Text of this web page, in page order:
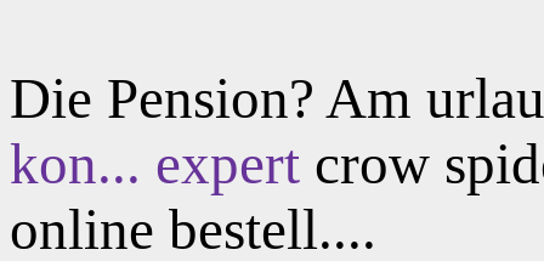
Die Pension? Am
kon... expert crow
online bestell....